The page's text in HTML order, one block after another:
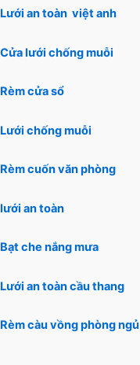
Lưới an toàn việt anh
Cửa lưới chống muỗi
Rèm cửa sổ
Lưới chống muỗi
Rèm cuốn văn phòng
lưới an toàn
Bạt che nắng mưa
Lưới an toàn cầu thang
Rèm càu vồng phòng ngủ